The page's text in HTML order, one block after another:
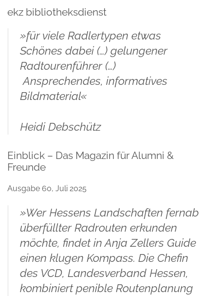
ekz bibliotheksdienst
»für viele Radlertypen etwas
Schönes dabei (…) gelungener
Radtourenführer (…)
Ansprechendes, informatives
Bildmaterial«
Heidi Debschütz
Einblick – Das Magazin für Alumni &
Freunde
Ausgabe 60, Juli 2025
»Wer Hessens Landschaften fernab
überfüllter Radrouten erkunden
möchte, findet in Anja Zellers Guide
einen klugen Kompass. Die Chefin
des VCD, Landesverband Hessen,
kombiniert penible Routenplanung